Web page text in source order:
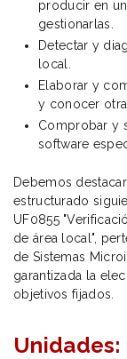
producir en
gestionarlas.
Detectar y
local.
Elaborar y
y conocer
Comprobar y
software
Debemos
estructurado
UF0855
de área local",
de Sistemas
garantizada la
objetivos fijados.
Unidades: